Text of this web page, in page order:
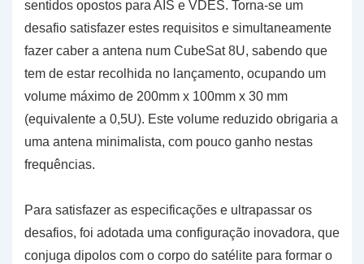
sentidos opostos para AIS e VDES. Torna-se um
desafio satisfazer estes requisitos e simultaneamente
fazer caber a antena num CubeSat 8U, sabendo que
tem de estar recolhida no lançamento, ocupando um
volume máximo de 200mm x 100mm x 30 mm
(equivalente a 0,5U). Este volume reduzido obrigaria a
uma antena minimalista, com pouco ganho nestas
frequências.
Para satisfazer as especificações e ultrapassar os
desafios, foi adotada uma configuração inovadora, que
conjuga dipolos com o corpo do satélite para formar o